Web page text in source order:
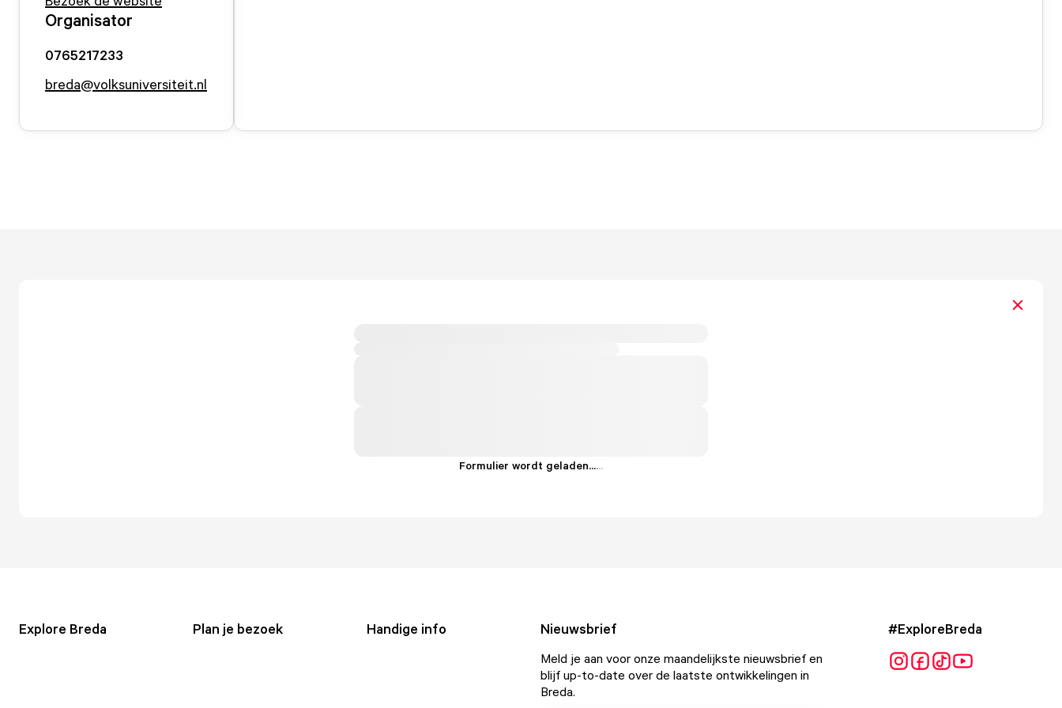
Organisator
0765217233
breda@volksuniversiteit.nl
Formulier wordt geladen......
Explore Breda Plan je bezoek Handige info Nieuwsbrief
Meld je aan voor onze maandelijkste nieuwsbrief en
blijf up-to-date over de laatste ontwikkelingen in
Breda.
#ExploreBreda